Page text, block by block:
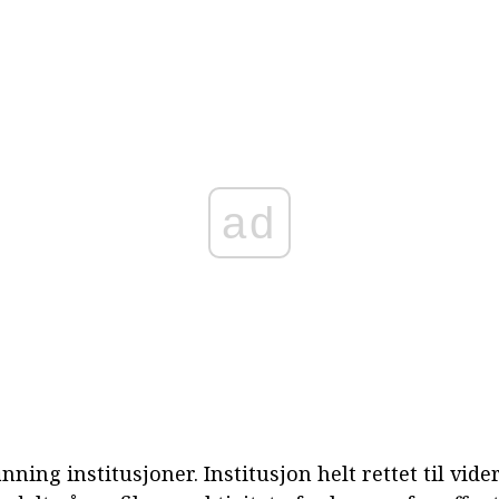
ad
institusjoner. Institusjon helt rettet til